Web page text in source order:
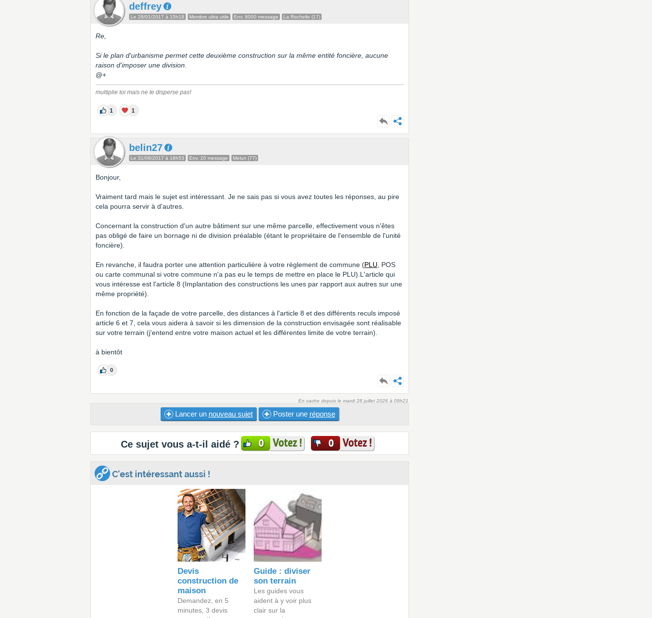
deffrey
Le 28/01/2017 à 15h18 Membre ultra utile Env. 8000 message La Rochelle (17)
Re,
Si le plan d'urbanisme permet cette deuxième construction sur la même entité foncière, aucune
raison d'imposer une division
@+
multiplie toi mais ne te disperse pas!
1 1
belin27
Le 31/08/2017 à 18h53 Env. 20 message Melun (77)
Bonjour,
Vraiment tard mais le sujet est intéressant. Je ne sais pas si vous avez toutes les réponses, au pire
cela pourra servir à d'autres.
Concernant la construction d'un autre bâtiment sur une même parcelle, effectivement vous n'êtes
pas obligé de faire un bornage ni de division préalable (étant le propriétaire de l'ensemble de l'unité
foncière).
En revanche, il faudra porter une attention particulière à votre règlement de commune (PLU , POS
ou carte communal si votre commune n'a pas eu le temps de mettre en place le PLU).L'article qui
vous intéresse est l'article 8 (Implantation des constructions les unes par rapport aux autres sur une
même propriété).
En fonction de la façade de votre parcelle, des distances à l'article 8 et des différents reculs imposé
article 6 et 7, cela vous aidera à savoir si les dimension de la construction envisagée sont réalisable
sur votre terrain (j'entend entre votre maison actuel et les différentes limite de votre terrain).
à bientôt
0
En cache depuis le mardi 28 juillet 2026 à 09h21
Lancer un nouveau sujet Poster une réponse
Ce sujet vous a-t-il aidé ? 0 Votez ! 0 Votez !
C'est intéressant aussi !
Devis
construction de
maison
Demandez, en 5
minutes, 3 devis
Guide : diviser
son terrain
Les guides vous
aident à y voir plus
clair sur la